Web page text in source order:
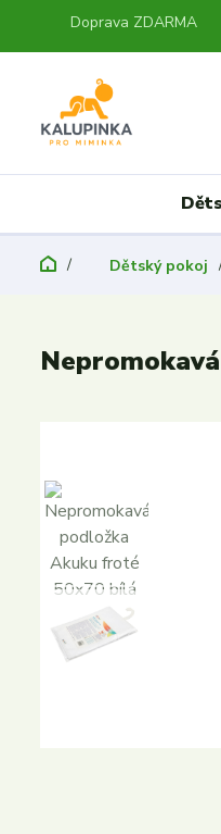
Doprava ZDARMA
Dětský pokoj